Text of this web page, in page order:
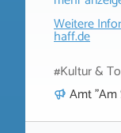
Weitere
haff.de
#Kultur &
Amt